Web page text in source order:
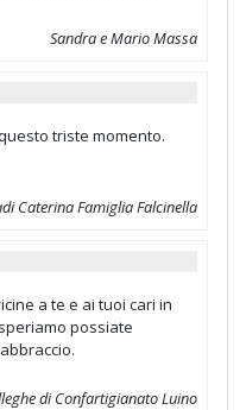
Sandra e Mario Massa
triste momento.
Caterina Famiglia Falcinella
a te e ai tuoi cari in
possiate
di Confartigianato Luino